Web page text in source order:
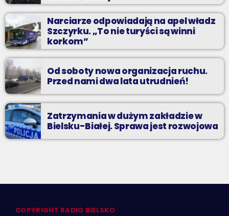
Narciarze odpowiadają na apel władz
Szczyrku. „To nie turyści są winni
korkom”
Od soboty nowa organizacja ruchu.
Przed nami dwa lata utrudnień!
Zatrzymania w dużym zakładzie w
Bielsku-Białej. Sprawa jest rozwojowa
COPYRIGHT RADIO BIELSKO